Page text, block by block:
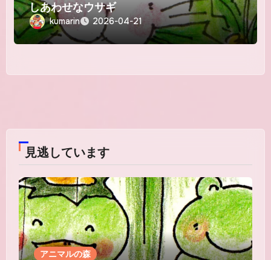
しあわせなウサギ
kumarin 2026-04-21
見逃しています
アニマルの森